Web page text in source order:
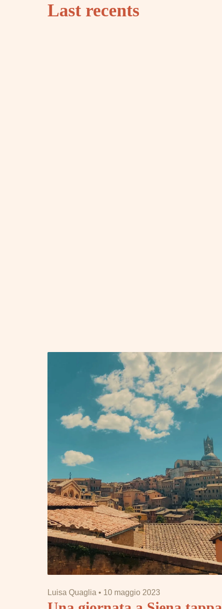
Last recents
Luisa Quaglia • 10 maggio 2023